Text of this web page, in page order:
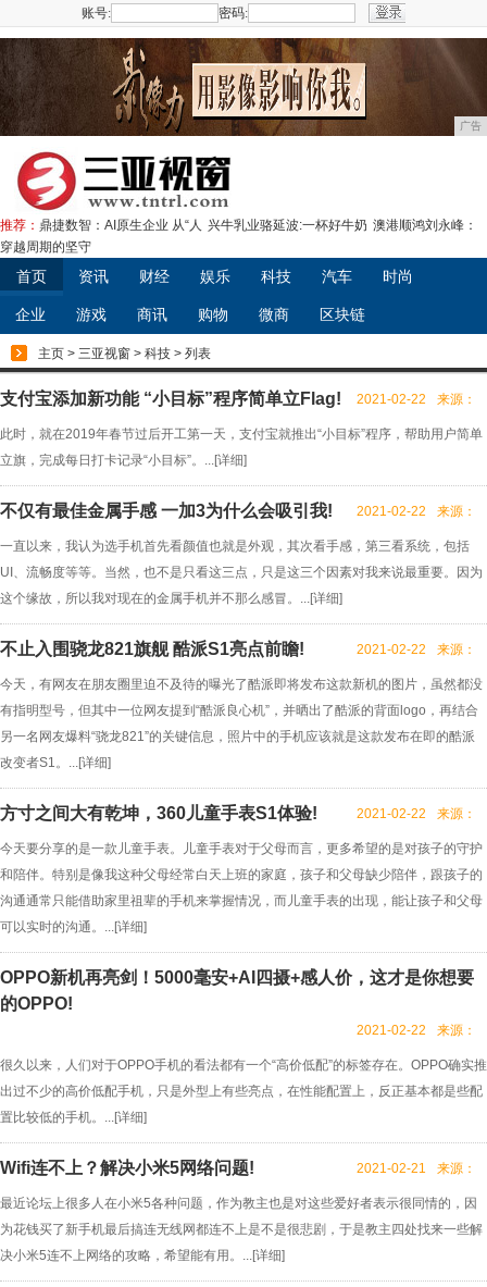
账号: 密码:
广告
推荐： 鼎捷数智：AI原生企业 从“人 兴牛乳业骆延波:一杯好牛奶 澳港顺鸿刘永峰：
穿越周期的坚守
首页 资讯 财经 娱乐 科技 汽车 时尚
企业 游戏 商讯 购物 微商 区块链
主页 > 三亚视窗 > 科技 > 列表
支付宝添加新功能 “小目标”程序简单立Flag! 来源：
2021-02-22
此时，就在2019年春节过后开工第一天，支付宝就推出“小目标”程序，帮助用户简单
立旗，完成每日打卡记录“小目标”。...[详细]
不仅有最佳金属手感 一加3为什么会吸引我! 来源：
2021-02-22
一直以来，我认为选手机首先看颜值也就是外观，其次看手感，第三看系统，包括
UI、流畅度等等。当然，也不是只看这三点，只是这三个因素对我来说最重要。因为
这个缘故，所以我对现在的金属手机并不那么感冒。...[详细]
不止入围骁龙821旗舰 酷派S1亮点前瞻! 来源：
2021-02-22
今天，有网友在朋友圈里迫不及待的曝光了酷派即将发布这款新机的图片，虽然都没
有指明型号，但其中一位网友提到“酷派良心机”，并晒出了酷派的背面logo，再结合
另一名网友爆料“骁龙821”的关键信息，照片中的手机应该就是这款发布在即的酷派
改变者S1。...[详细]
方寸之间大有乾坤，360儿童手表S1体验! 来源：
2021-02-22
今天要分享的是一款儿童手表。儿童手表对于父母而言，更多希望的是对孩子的守护
和陪伴。特别是像我这种父母经常白天上班的家庭，孩子和父母缺少陪伴，跟孩子的
沟通通常只能借助家里祖辈的手机来掌握情况，而儿童手表的出现，能让孩子和父母
可以实时的沟通。...[详细]
OPPO新机再亮剑！5000毫安+AI四摄+感人价，这才是你想要
的OPPO!
来源：
2021-02-22
很久以来，人们对于OPPO手机的看法都有一个“高价低配”的标签存在。OPPO确实推
出过不少的高价低配手机，只是外型上有些亮点，在性能配置上，反正基本都是些配
置比较低的手机。...[详细]
Wifi连不上？解决小米5网络问题! 来源：
2021-02-21
最近论坛上很多人在小米5各种问题，作为教主也是对这些爱好者表示很同情的，因
为花钱买了新手机最后搞连无线网都连不上是不是很悲剧，于是教主四处找来一些解
决小米5连不上网络的攻略，希望能有用。...[详细]